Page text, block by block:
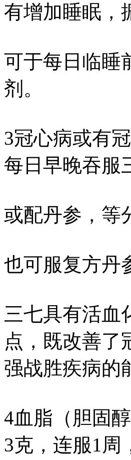
有增加睡眠，
可于每日临睡
剂。
3冠心病或有
每日早晚吞服
或配丹参，等
也可服复方丹
三七具有活血
点，既改善了
强战胜疾病的
4血脂（胆固
3克，连服1周